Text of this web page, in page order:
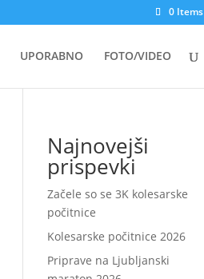
0 Items
UPORABNO FOTO/VIDEO
Najnovejši
prispevki
Začele so se 3K kolesarske
počitnice
Kolesarske počitnice 2026
Priprave na Ljubljanski